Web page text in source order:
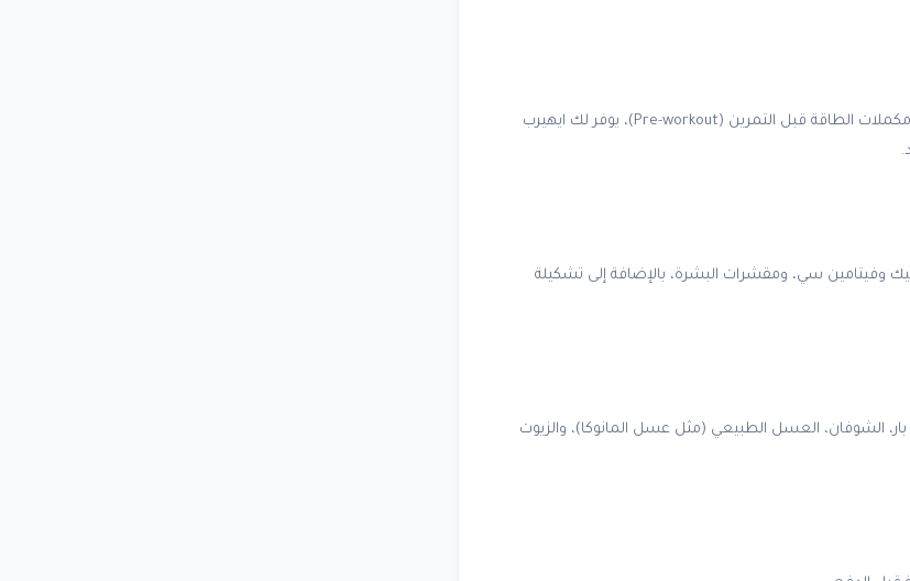
سواء كنت تبحث عن الواي بروتين (Whey Protein)، الكرياتين، الأحماض الأمينية، أو مكملات الطاقة قبل التمرين (Pre-workout)، يوفر لك ايهيرب
وفيتامين سي، ومقشرات البشرة، بالإضافة إلى تشكيلة
الشوفان، العسل الطبيعي (مثل عسل المانوكا)، والزيوت